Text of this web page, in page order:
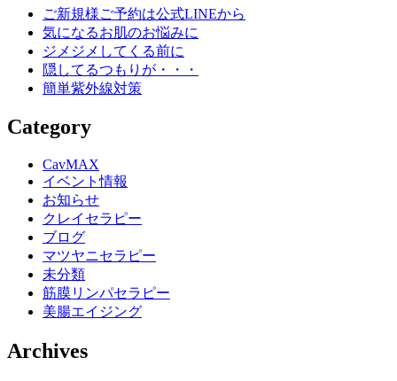
ご新規様ご予約は公式LINEから
気になるお肌のお悩みに
ジメジメしてくる前に
隠してるつもりが・・・
簡単紫外線対策
Category
CavMAX
イベント情報
お知らせ
クレイセラピー
ブログ
マツヤニセラピー
未分類
筋膜リンパセラピー
美腸エイジング
Archives